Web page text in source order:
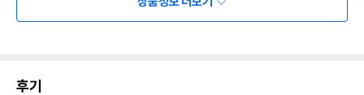
후기